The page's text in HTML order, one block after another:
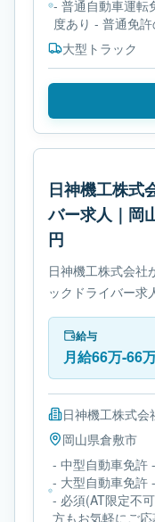
- 普通自動車運転
度あり - 普通免
大型トラック
日神機工株式
バー求人｜岡
円
日神機工株式会社
ックドライバー求
す。勤務時間は-
型自動車免許です。
給与
月給66万-66
日神機工株式会
岡山県倉敷市
- 中型自動車免許
- 大型自動車免許
- 必須(AT限定不
方もお気軽にご